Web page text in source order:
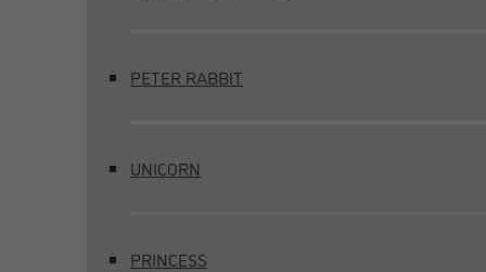
PETER RABBIT
UNICORN
PRINCESS